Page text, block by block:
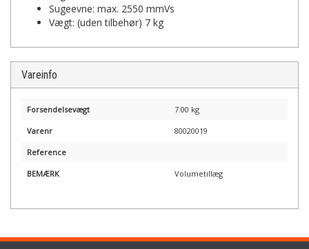
Sugeevne: max. 2550 mmVs
Vægt: (uden tilbehør) 7 kg
Vareinfo
Forsendelsevægt 7.00 kg
Varenr 80020019
Reference
BEMÆRK Volumetillæg